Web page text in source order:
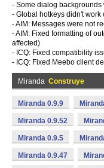
- Some dialog
- Global hotkeys didn't work
- AIM: Messages were not
- AIM: Fixed formatting of
affected)
- ICQ: Fixed compatibility
- ICQ: Fixed Meebo client
Miranda Construye
Miranda 0.9.9
Miranda 0.9.52
Miranda 0.9.5
Miranda 0.9.47